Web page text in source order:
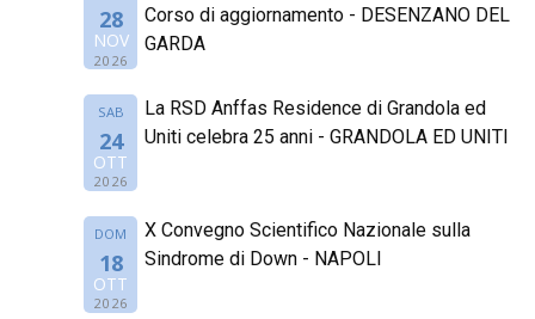
28
NOV
2026
Corso di aggiornamento - DESENZANO DEL
GARDA
SAB
24
OTT
2026
La RSD Anffas Residence di Grandola ed
Uniti celebra 25 anni - GRANDOLA ED UNITI
DOM
18
OTT
2026
X Convegno Scientifico Nazionale sulla
Sindrome di Down - NAPOLI